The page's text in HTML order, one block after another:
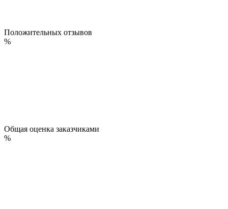
Положительных отзывов
%
Общая оценка заказчиками
%